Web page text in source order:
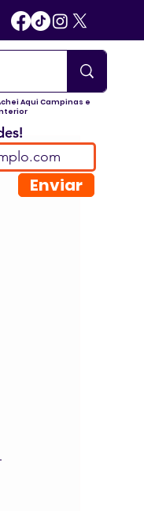
Aqui Campinas e
Enviar